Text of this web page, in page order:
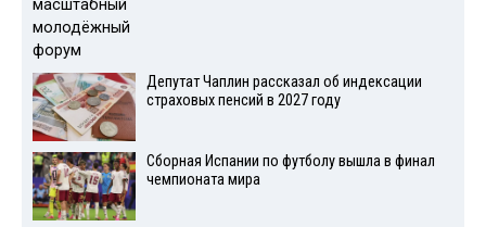
Депутат Чаплин рассказал об индексации
страховых пенсий в 2027 году
Сборная Испании по футболу вышла в финал
чемпионата мира